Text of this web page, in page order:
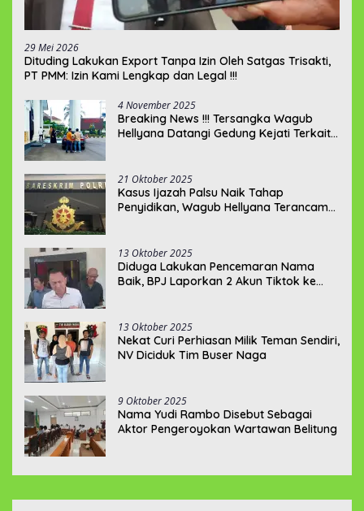
29 Mei 2026
‎Dituding Lakukan Export Tanpa Izin Oleh Satgas Trisakti,
PT PMM: Izin Kami Lengkap dan Legal !!!
4 November 2025
Breaking News !!! Tersangka Wagub
Hellyana Datangi Gedung Kejati Terkait
21 Oktober 2025
Kasus Ijazah Palsu Naik Tahap
Penyidikan, Wagub Hellyana Terancam
13 Oktober 2025
Diduga Lakukan Pencemaran Nama
Baik, BPJ Laporkan 2 Akun Tiktok ke
13 Oktober 2025
Nekat Curi Perhiasan Milik Teman Sendiri,
NV Diciduk Tim Buser Naga
9 Oktober 2025
Nama Yudi Rambo Disebut Sebagai
Aktor Pengeroyokan Wartawan Belitung